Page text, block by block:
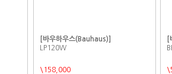
[바우하우스(Bauhaus)]
LP120W
\158,000
[